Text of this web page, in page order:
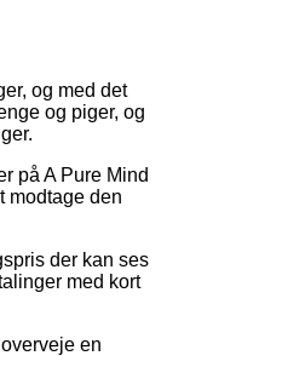
og med det
og piger, og
på A Pure Mind
modtage den
der kan ses
med kort
en